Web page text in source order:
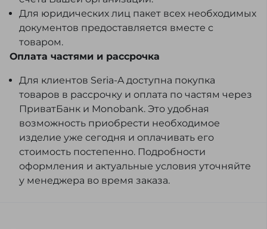
Для юридических лиц пакет всех необходимых
документов предоставляется вместе с
товаром.
Оплата частями и рассрочка
Для клиентов Seria-A доступна покупка
товаров в рассрочку и оплата по частям через
ПриватБанк и Monobank. Это удобная
возможность приобрести необходимое
изделие уже сегодня и оплачивать его
стоимость постепенно. Подробности
оформления и актуальные условия уточняйте
у менеджера во время заказа.